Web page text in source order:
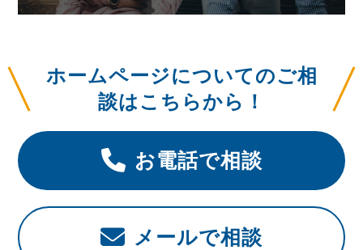
ホームページについてのご相
談はこちらから！
お電話で相談
メールで相談